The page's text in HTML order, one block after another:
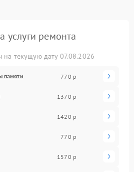
услуги ремонта
на текущую дату 07.08.2026
памяти 770 р
1370 р
1420 р
770 р
1570 р